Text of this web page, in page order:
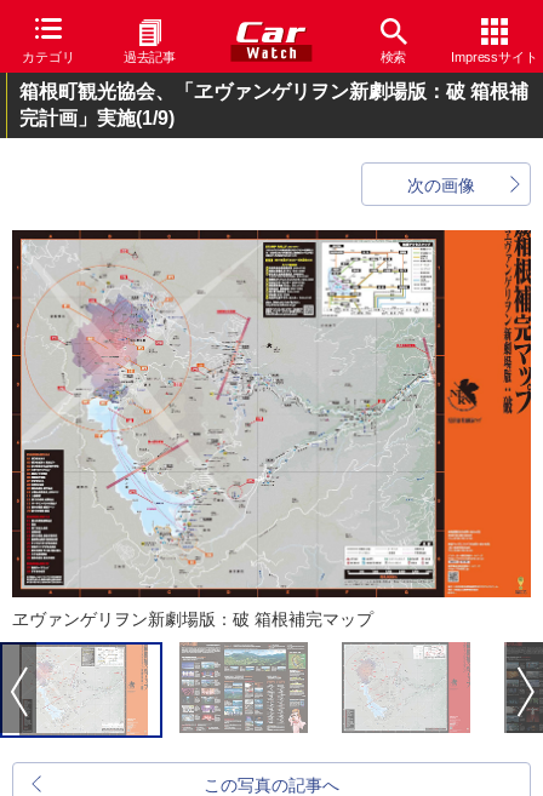
カテゴリ 過去記事 検索 Impressサイト
箱根町観光協会、「ヱヴァンゲリヲン新劇場版：破 箱根補
完計画」実施(1/9)
次の画像
ヱヴァンゲリヲン新劇場版：破 箱根補完マップ
この写真の記事へ